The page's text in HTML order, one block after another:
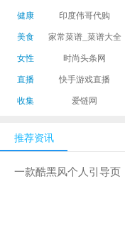
健康
印度伟哥代购
美食
家常菜谱_菜谱大全
_菜谱家常菜做法大
女性
时尚头条网
LADYMAX.cn|国内
新闻并提供奢侈品
直播
快手游戏直播
收集
爱链网
推荐资讯
一款酷黑风个人引导页